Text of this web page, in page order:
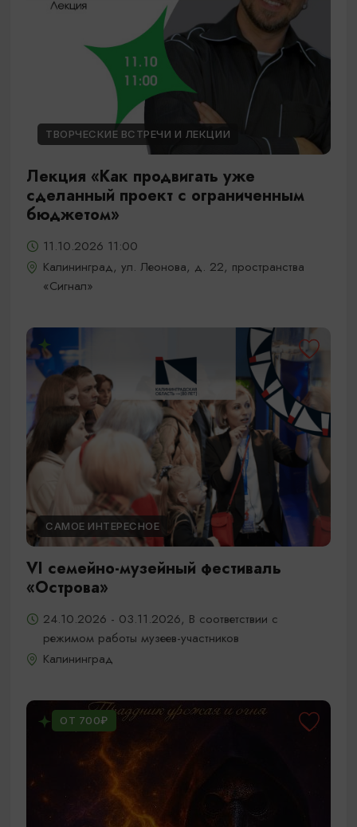
ТВОРЧЕСКИЕ ВСТРЕЧИ И ЛЕКЦИИ
Лекция «Как продвигать уже
сделанный проект с ограниченным
бюджетом»
11.10.2026 11:00
Калининград, ул. Леонова, д. 22, пространства
«Сигнал»
САМОЕ ИНТЕРЕСНОЕ
VI семейно-музейный фестиваль
«Острова»
24.10.2026 - 03.11.2026, В соответствии с
режимом работы музеев-участников
Калининград
ОТ 700₽